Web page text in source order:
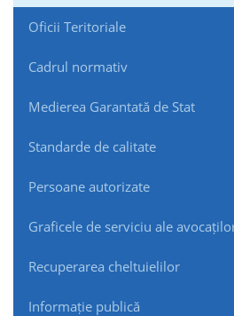
Oficii Teritoriale
Cadrul normativ
Medierea Garantată de Stat
Standarde de сalitate
Persoane autorizate
Graficele de serviciu ale
Recuperarea cheltuielilor
Informație publică